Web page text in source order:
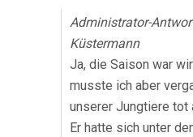
Administrator-
Küstermann
Ja, die Saison war
musste ich aber
unserer Jungtiere tot
Er hatte sich unter